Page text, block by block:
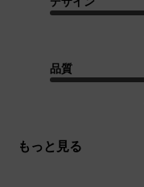
品質
もっと見る